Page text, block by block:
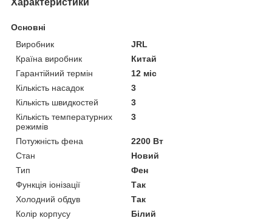
Основні
Виробник
JRL
Країна виробник
Китай
Гарантійний термін
12 міс
Кількість насадок
3
Кількість швидкостей
3
Кількість температурних
режимів
3
Потужність фена
2200 Вт
Стан
Новий
Тип
Фен
Функція іонізації
Так
Холодний обдув
Так
Колір корпусу
Білий